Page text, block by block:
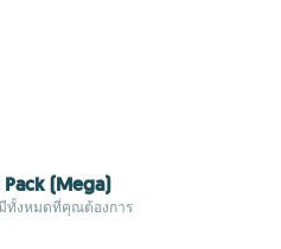
(Mega)
ทั้งหมดที่คุณต้องการ